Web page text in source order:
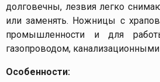
долговечны, лезвия легко
или заменять. Ножницы с
промышленности и для
газопроводом,
Особенности: